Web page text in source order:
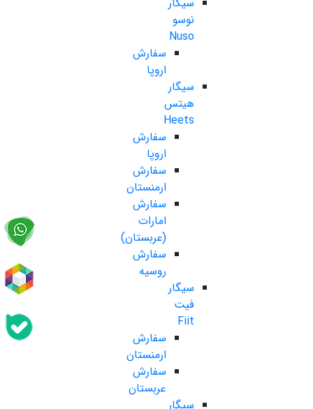
نوسو
Nuso
سفارش
اروپا
سیگار
هیتس
Heets
سفارش
اروپا
سفارش
ارمنستان
سفارش
امارات
(عربستان)
سفارش
روسیه
سیگار
فیت
Fiit
سفارش
ارمنستان
سفارش
عربستان
سیگار